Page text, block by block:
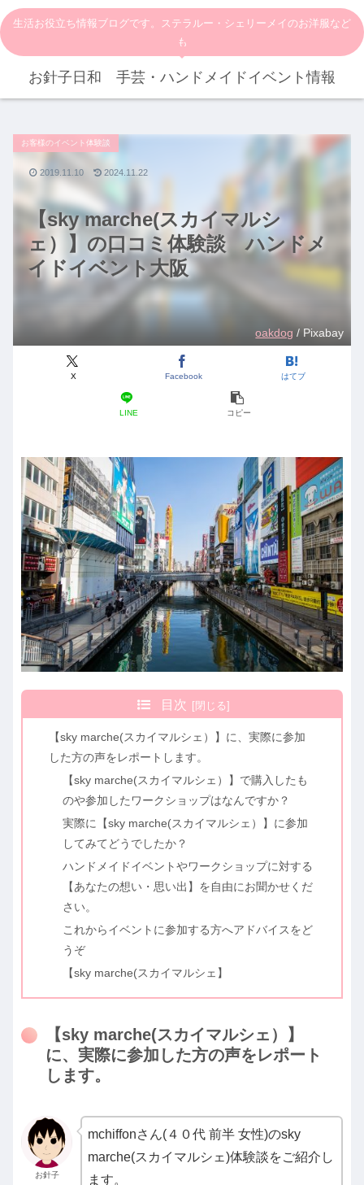
生活お役立ち情報ブログです。ステラルー・シェリーメイのお洋服など
も
お針子日和 手芸・ハンドメイドイベント情報
【sky marche(スカイマルシ
ェ）】の口コミ体験談 ハンドメ
イドイベント大阪
お客様のイベント体験談
oakdog / Pixabay
X Facebook はてブ
LINE コピー
2019.11.10 2024.11.22
目次
【sky marche(スカイマルシェ）】に、実際に参加
した方の声をレポートします。
【sky marche(スカイマルシェ）】で購入したも
のや参加したワークショップはなんですか？
実際に【sky marche(スカイマルシェ）】に参加
してみてどうでしたか？
ハンドメイドイベントやワークショップに対する
【あなたの想い・思い出】を自由にお聞かせくだ
さい。
これからイベントに参加する方へアドバイスをど
うぞ
【sky marche(スカイマルシェ】
【sky marche(スカイマルシェ）】
に、実際に参加した方の声をレポート
します。
お針子
mchiffonさん(４０代 前半 女性)のsky
marche(スカイマルシェ)体験談をご紹介し
ます。